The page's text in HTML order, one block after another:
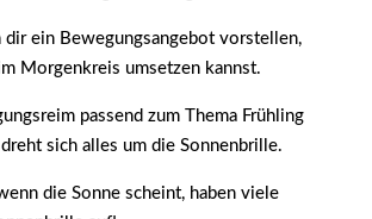
dir ein Bewegungsangebot vorstellen,
Morgenkreis umsetzen kannst.
passend zum Thema Frühling
sich alles um die Sonnenbrille.
die Sonne scheint, haben viele